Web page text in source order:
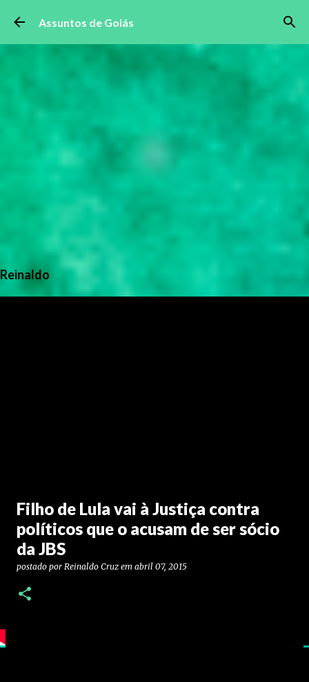
Pular para o conteúdo principal
Assuntos de Goiás
Reinaldo
Filho de Lula vai à Justiça contra
políticos que o acusam de ser sócio
da JBS
postado por Reinaldo Cruz em abril 07, 2015